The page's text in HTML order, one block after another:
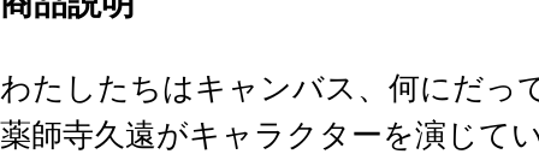
わたしたちはキャンバス、何にだっ
薬師寺久遠がキャラクターを演じて